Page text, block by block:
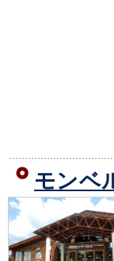
モンベ